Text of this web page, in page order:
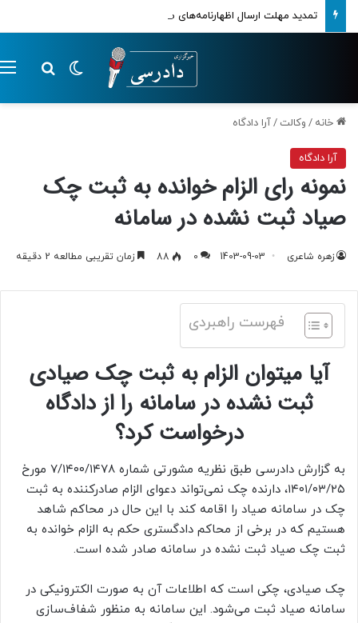
تمدید مهلت ارسال اظهارنامه‌های مالیاتی تا پایان تابستان 1405
تغییر پوسته
خانه / وکالت /آرا دادگاه
آرا دادگاه
نمونه رای الزام خوانده به ثبت چک
صیاد ثبت نشده در سامانه
زهره شاعری 1403-09-03
0
88 زمان تقریبی مطالعه 2 دقیقه
فهرست راهبردی
آیا میتوان الزام به ثبت چک صیادی
ثبت نشده در سامانه را از دادگاه
درخواست کرد؟
به گزارش دادرسی طبق نظریه مشورتی شماره ۷/۱۴۰۰/۱۴۷۸ مورخ
۱۴۰۱/۰۳/۲۵، دارنده چک نمی‌تواند دعوای الزام صادرکننده به ثبت
چک در سامانه صیاد را اقامه کند با این حال در محاکم شاهد
هستیم که در برخی از محاکم دادگستری حکم به الزام خوانده به
ثبت چک صیاد ثبت نشده در سامانه صادر شده است.
چک صیادی، چکی است که اطلاعات آن به صورت الکترونیکی در
سامانه صیاد ثبت می‌شود. این سامانه به منظور شفاف‌سازی